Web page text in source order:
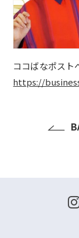
ココばなポスト
https://